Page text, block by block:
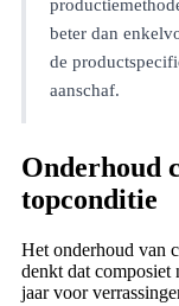
beter dan
de
aanschaf.
Onderhoud
topconditie
Het onderhoud van
denkt dat composiet
jaar voor